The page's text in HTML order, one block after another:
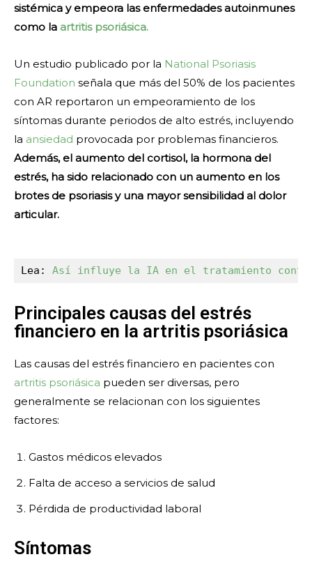
sistémica y empeora las enfermedades autoinmunes
como la artritis psoriásica.
Un estudio publicado por la National Psoriasis
Foundation señala que más del 50% de los pacientes
con AR reportaron un empeoramiento de los
síntomas durante periodos de alto estrés, incluyendo
la ansiedad provocada por problemas financieros.
Además, el aumento del cortisol, la hormona del
estrés, ha sido relacionado con un aumento en los
brotes de psoriasis y una mayor sensibilidad al dolor
articular.
Lea: Así influye la IA en el tratamiento
Principales causas del estrés
financiero en la artritis psoriásica
Las causas del estrés financiero en pacientes con
artritis psoriásica pueden ser diversas, pero
generalmente se relacionan con los siguientes
factores:
Gastos médicos elevados
Falta de acceso a servicios de salud
Pérdida de productividad laboral
Síntomas